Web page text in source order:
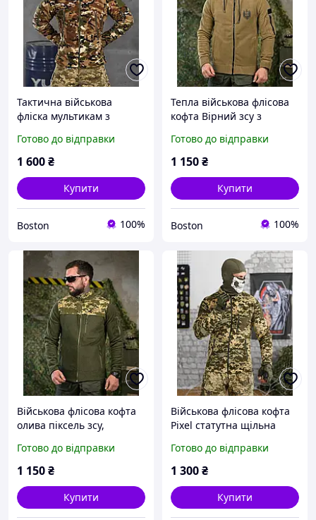
Тактична військова
фліска мультикам з
армійська фліска
камуфляж, військова
_M2_zx8c
Готово до відправки
1 600₴
Купити
Boston 100%
Тепла військова флісова
кофта Вірний зсу з
військова кофта на флісі,
тепла армійська фліска
Готово до відправки
1 150₴
Купити
Boston 100%
Військова флісова кофта
олива піксель зсу,
флісова кофта щільна,
тепла армійська фліска
Готово до відправки
1 150₴
Купити
Військова флісова кофта
Pixel статутна щільна
флісова кофта армійська
фліска зсу _M2_zx8c
Готово до відправки
1 300₴
Купити